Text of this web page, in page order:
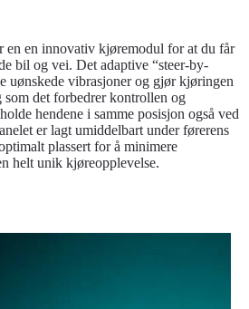
en en innovativ kjøremodul for at du får
bil og vei. Det adaptive “steer-by-
uønskede vibrasjoner og gjør kjøringen
som det forbedrer kontrollen og
hendene i samme posisjon også ved
er lagt umiddelbart under førerens
plassert for å minimere
helt unik kjøreopplevelse.